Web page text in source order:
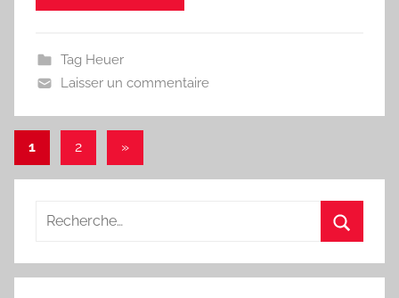
Tag Heuer
Laisser un commentaire
Navigation
des
articles
1 2
Articles
suivants
»
Recherche
: